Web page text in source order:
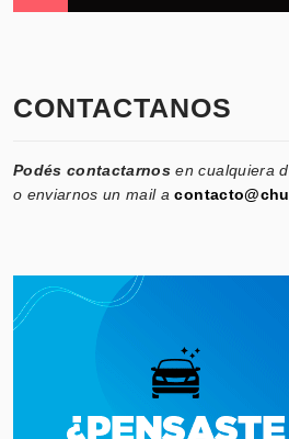
CONTACTANOS
Podés contactarnos en cualquiera
o enviarnos un mail a